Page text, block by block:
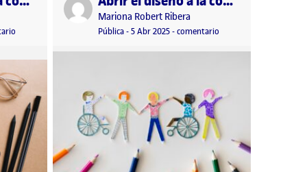
7:34 pmen Abrir el diseño a la comunidad. Fase 2.
Publicado por
Mariona Robert Ribera
Visibilidad:
Pública-Fecha de publicación
5 Abr 20255 abril, 2025 7:35 pm
-comentario